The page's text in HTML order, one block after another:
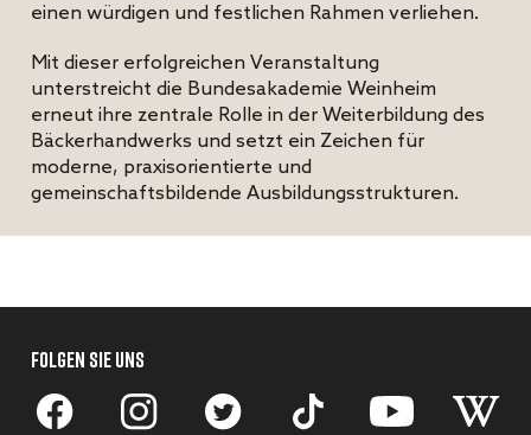
einen würdigen und festlichen Rahmen verliehen.
Mit dieser erfolgreichen Veranstaltung
unterstreicht die Bundesakademie Weinheim
erneut ihre zentrale Rolle in der Weiterbildung des
Bäckerhandwerks und setzt ein Zeichen für
moderne, praxisorientierte und
gemeinschaftsbildende Ausbildungsstrukturen.
FOLGEN SIE UNS